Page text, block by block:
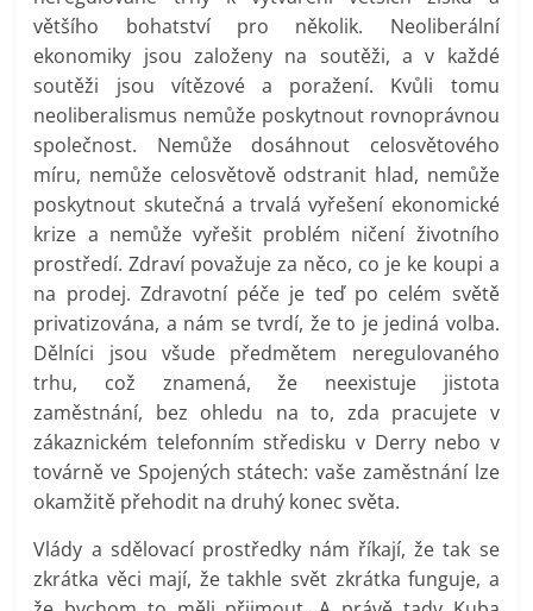
většího bohatství pro několik. Neoliberální
ekonomiky jsou založeny na soutěži, a v každé
soutěži jsou vítězové a poražení. Kvůli tomu
neoliberalismus nemůže poskytnout rovnoprávnou
společnost. Nemůže dosáhnout celosvětového
míru, nemůže celosvětově odstranit hlad, nemůže
poskytnout skutečná a trvalá vyřešení ekonomické
krize a nemůže vyřešit problém ničení životního
prostředí. Zdraví považuje za něco, co je ke koupi a
na prodej. Zdravotní péče je teď po celém světě
privatizována, a nám se tvrdí, že to je jediná volba.
Dělníci jsou všude předmětem neregulovaného
trhu, což znamená, že neexistuje jistota
zaměstnání, bez ohledu na to, zda pracujete v
zákaznickém telefonním středisku v Derry nebo v
továrně ve Spojených státech: vaše zaměstnání lze
okamžitě přehodit na druhý konec světa.
Vlády a sdělovací prostředky nám říkají, že tak se
zkrátka věci mají, že takhle svět zkrátka funguje, a